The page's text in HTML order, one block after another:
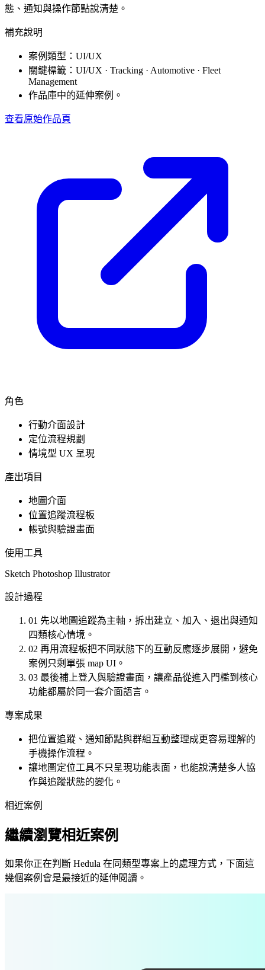
態、通知與操作節點說清楚。
補充說明
案例類型：UI/UX
關鍵標籤：UI/UX · Tracking · Automotive · Fleet
Management
作品庫中的延伸案例。
查看原始作品頁
角色
行動介面設計
定位流程規劃
情境型 UX 呈現
產出項目
地圖介面
位置追蹤流程板
帳號與驗證畫面
使用工具
Sketch Photoshop Illustrator
設計過程
01 先以地圖追蹤為主軸，拆出建立、加入、退出與通知
四類核心情境。
02 再用流程板把不同狀態下的互動反應逐步展開，避免
案例只剩單張 map UI。
03 最後補上登入與驗證畫面，讓產品從進入門檻到核心
功能都屬於同一套介面語言。
專案成果
把位置追蹤、通知節點與群組互動整理成更容易理解的
手機操作流程。
讓地圖定位工具不只呈現功能表面，也能說清楚多人協
作與追蹤狀態的變化。
相近案例
繼續瀏覽相近案例
如果你正在判斷 Hedula 在同類型專案上的處理方式，下面這
幾個案例會是最接近的延伸閱讀。